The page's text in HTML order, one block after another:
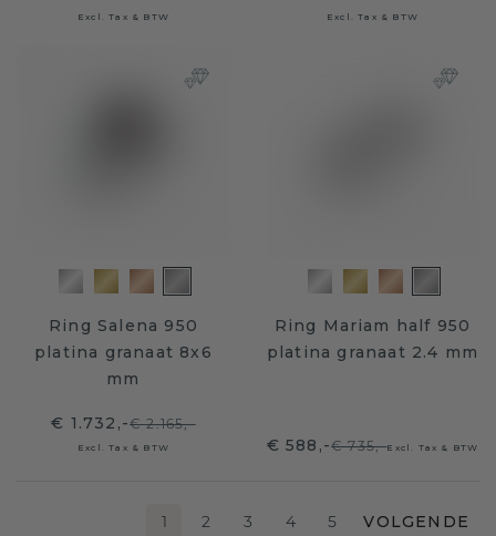
Excl. Tax & BTW Excl. Tax & BTW
Ring Salena 950
platina granaat 8x6
mm
€ 1.732,-€ 2.165,-
Excl. Tax & BTW
Ring Mariam half 950
platina granaat 2.4 mm
€ 588,-€ 735,-Excl. Tax & BTW
1 2 3 4 5 VOLGENDE